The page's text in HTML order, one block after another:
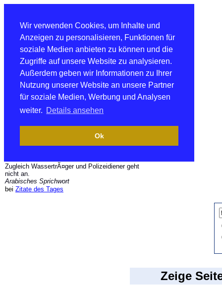
Wir verwenden Cookies, um Inhalte und
Anzeigen zu personalisieren, Funktionen für
soziale Medien anbieten zu können und die
Zugriffe auf unsere Website zu analysieren.
Außerdem geben wir Informationen zu Ihrer
Nutzung unserer Website an unsere Partner
für soziale Medien, Werbung und Analysen
weiter. Details ansehen
Ok
Zugleich WassertrÃ¤ger und Polizeidiener geht
nicht an.
Arabisches Sprichwort
bei Zitate des Tages
Zeige